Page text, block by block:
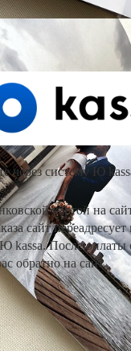
Как оплатить заказ?
через систему Ю
картой на
сайт
kassa. После оплаты
обратно на сайт.